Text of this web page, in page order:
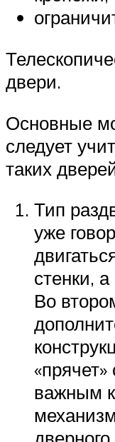
двери.
Основные
следует
таких
Тип
уже
стенки,
Во
важным